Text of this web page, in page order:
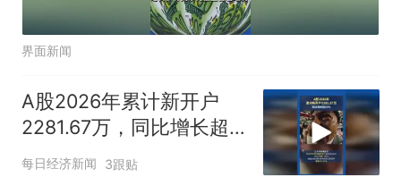
界面新闻
A股2026年累计新开户
2281.67万，同比增长超
50%
每日经济新闻 3跟贴